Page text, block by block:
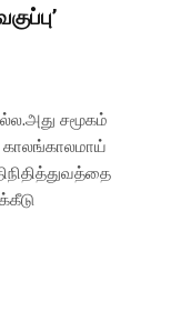
சமூகம்
காலங்காலமாய்